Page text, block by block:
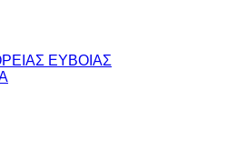
ΕΥΒΟΙΑΣ